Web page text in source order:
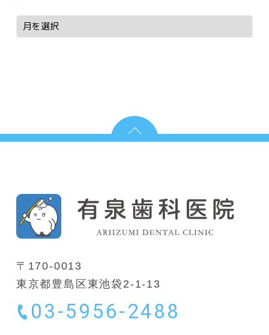
〒170-0013
東京都豊島区東池袋2-1-13
03-5956-2488